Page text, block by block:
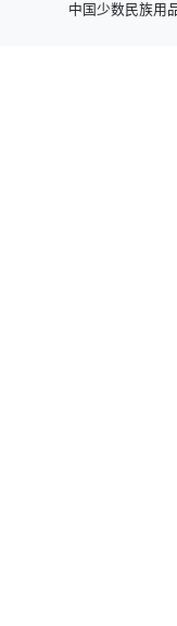
中国少数民族用